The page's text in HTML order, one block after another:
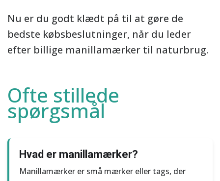
Nu er du godt klædt på til at gøre de
bedste købsbeslutninger, når du leder
efter billige manillamærker til naturbrug.
Ofte stillede
spørgsmål
Hvad er manillamærker?
Manillamærker er små mærker eller tags, der